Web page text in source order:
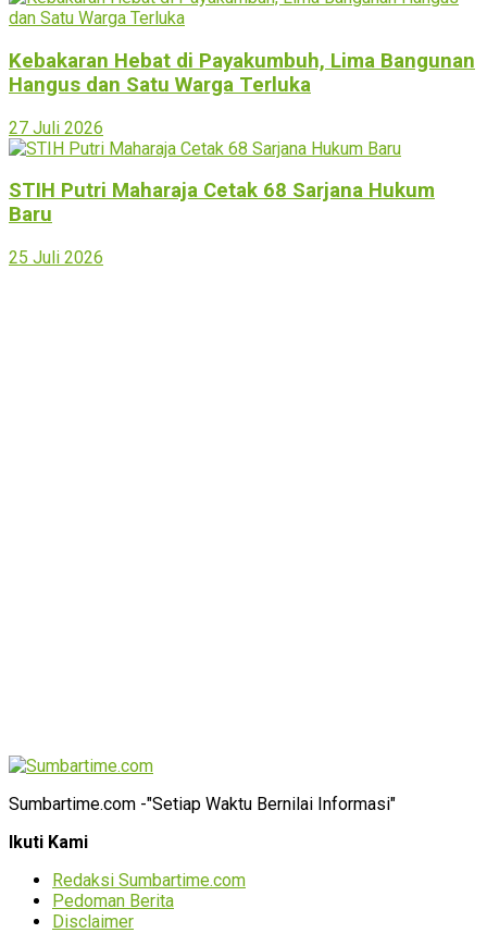
Kebakaran Hebat di Payakumbuh, Lima Bangunan
Hangus dan Satu Warga Terluka
27 Juli 2026
STIH Putri Maharaja Cetak 68 Sarjana Hukum
Baru
25 Juli 2026
Sumbartime.com -"Setiap Waktu Bernilai Informasi"
Ikuti Kami
Redaksi Sumbartime.com
Pedoman Berita
Disclaimer